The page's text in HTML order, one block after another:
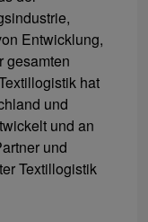
Entwicklung,
gesamten
hat
und
und an
und
Textillogistik